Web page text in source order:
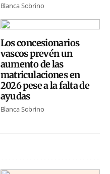
Blanca Sobrino
Los concesionarios
vascos prevén un
aumento de las
matriculaciones en
2026 pese a la falta de
ayudas
Blanca Sobrino